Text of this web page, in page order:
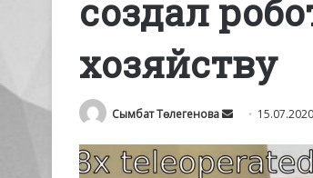
создал
хозяйству
Сымбат Төлегенова
Send
email
15.07.2020